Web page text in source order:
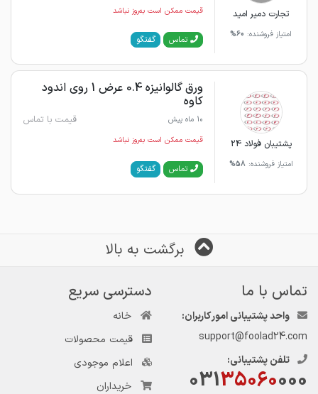
تجارت دمیر امید
امتیاز فروشنده: 60%
قیمت ممکن است به‌روز نباشد
تماس گفتگو
پشتیبان فولاد 24
امتیاز فروشنده: 58%
ورق گالوانیزه 0.4 عرض 1 روی اندود
کاوه
10 ماه پیش قیمت با تماس
قیمت ممکن است به‌روز نباشد
تماس گفتگو
برگشت به بالا
تماس با ما
واحد پشتیبانی امور کاربران:
support@foolad24.com
تلفن پشتیبانی:
03135060000
دسترسی سریع
خانه
قیمت محصولات
اعلام موجودی
خریداران